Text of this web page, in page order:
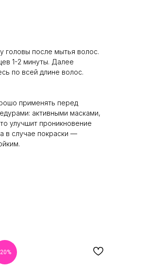
головы после мытья волос.
1-2 минуты. Далее
по всей длине волос.
применять перед
активными масками,
улучшит проникновение
в случае покраски —